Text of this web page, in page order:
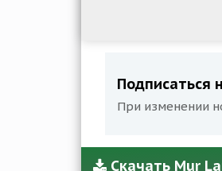
Подписаться
При изменении
Скачать Mur